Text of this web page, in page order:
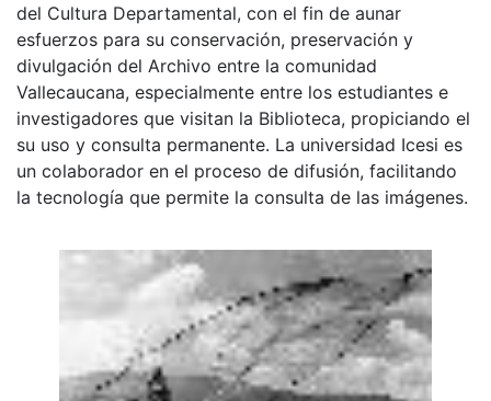
del Cultura Departamental, con el fin de aunar
esfuerzos para su conservación, preservación y
divulgación del Archivo entre la comunidad
Vallecaucana, especialmente entre los estudiantes e
investigadores que visitan la Biblioteca, propiciando el
su uso y consulta permanente. La universidad Icesi es
un colaborador en el proceso de difusión, facilitando
la tecnología que permite la consulta de las imágenes.